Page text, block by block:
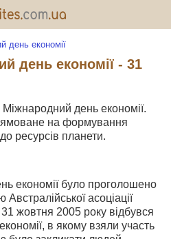
день економії
день економії - 31
день економії.
на формування
ресурсів планети.
економії було проголошено
Австралійської асоціації
жовтня 2005 року відбувся
в якому взяли участь